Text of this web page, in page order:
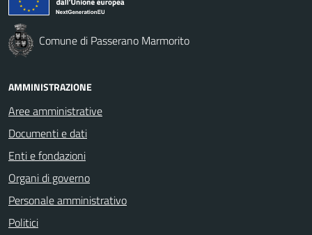
Comune di Passerano Marmorito
AMMINISTRAZIONE
Aree amministrative
Documenti e dati
Enti e fondazioni
Organi di governo
Personale amministrativo
Politici